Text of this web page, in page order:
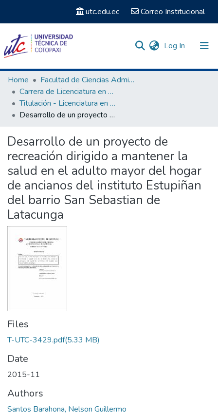
utc.edu.ec Correo Institucional
Log In (current)
Communities & Collections
Search
Statistics
Home
Facultad de Ciencias Administrativas y Humanísticas
Carrera de Licenciatura en Cultura Física
Titulación - Licenciatura en Cultura Física
Desarrollo de un proyecto de recreación dirigido a mantener la salud en el adulto mayor del hogar de ancianos del instituto Estupiñan del barrio San Sebastian de Latacunga
Desarrollo de un proyecto de
recreación dirigido a mantener la
salud en el adulto mayor del hogar
de ancianos del instituto Estupiñan
del barrio San Sebastian de
Latacunga
Files
T-UTC-3429.pdf(5.33 MB)
Date
2015-11
Authors
Santos Barahona, Nelson Guillermo